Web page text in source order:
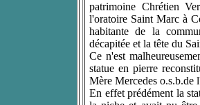
patrimoine Chrétien
l'oratoire Saint Marc à
habitante de la
décapitée et la tête du
Ce n'est
statue en pierre
Mère Mercedes
En effet prédément la